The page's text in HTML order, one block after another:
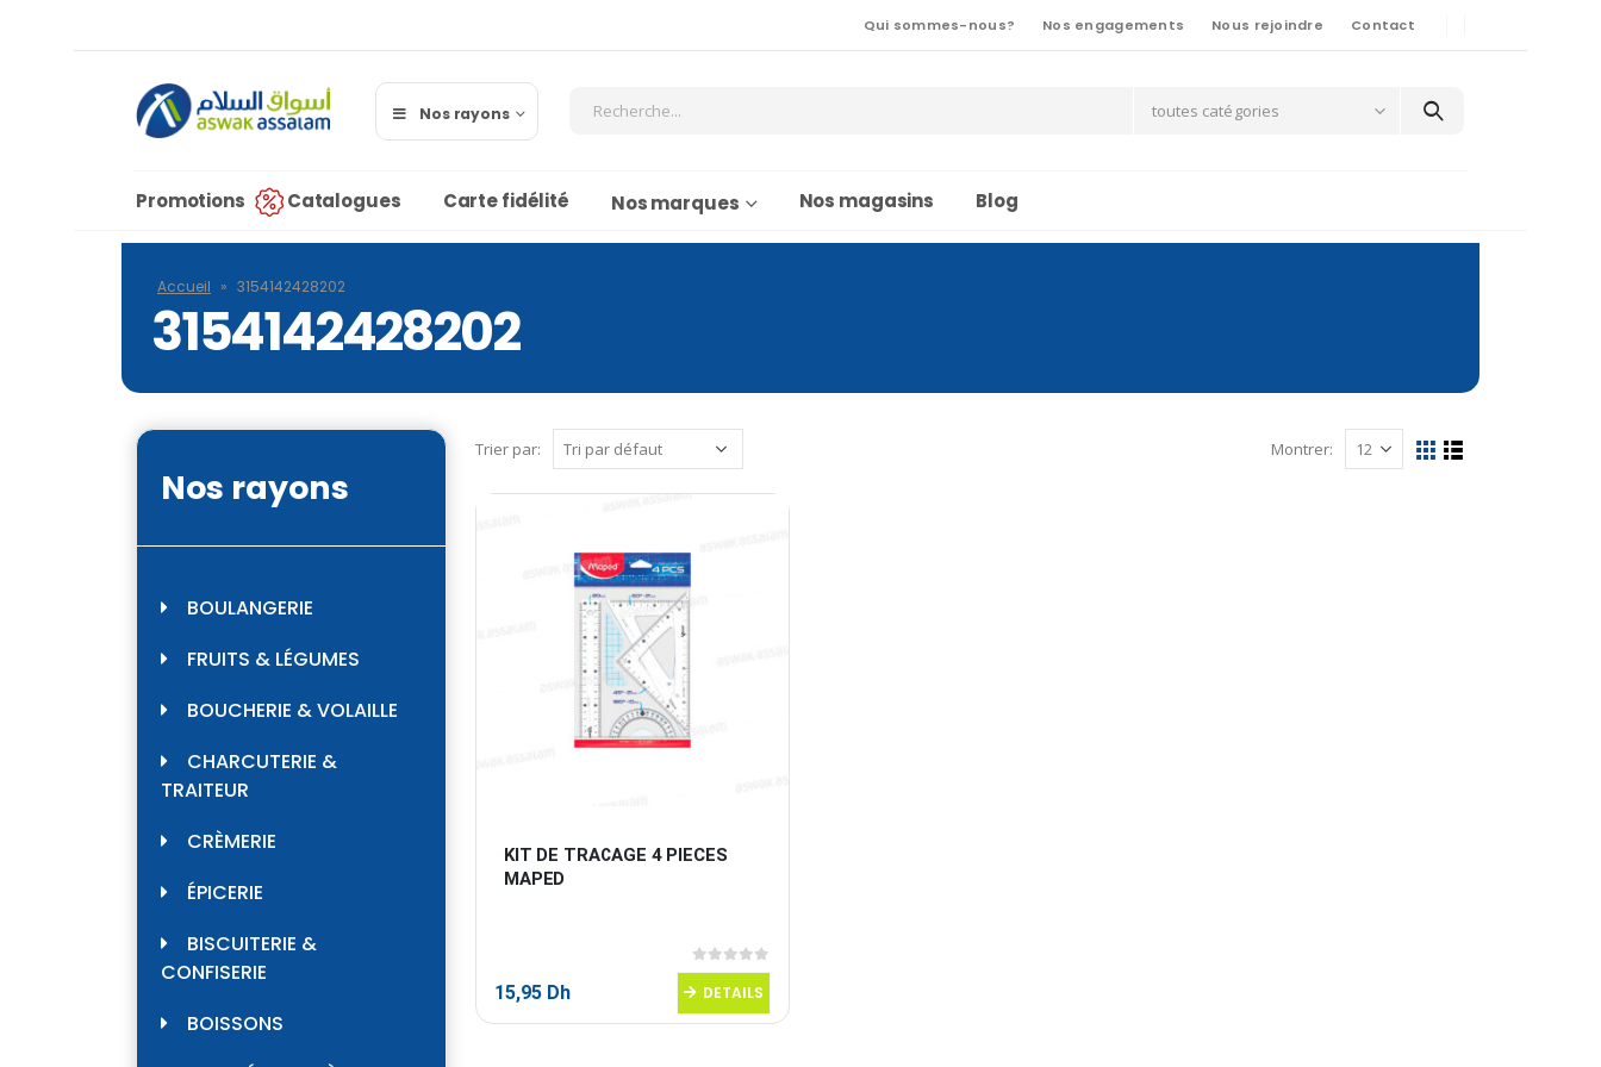
Qui sommes-nous? Nos engagements Nous rejoindre Contact
Nos rayons toutes catégories
Promotions Catalogues Carte fidélité Nos marques Nos magasins Blog
Accueil » 3154142428202
3154142428202
Trier par: Montrer:
KIT DE TRACAGE 4 PIECES
MAPED
0sur 5
15,95 Dh DETAILS
Nos rayons
BOULANGERIE
FRUITS & LÉGUMES
BOUCHERIE & VOLAILLE
CHARCUTERIE &
TRAITEUR
CRÈMERIE
ÉPICERIE
BISCUITERIE &
CONFISERIE
BOISSONS